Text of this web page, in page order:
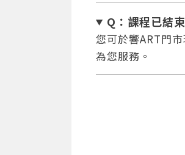
Q：課程已結
您可於響ART門
為您服務。